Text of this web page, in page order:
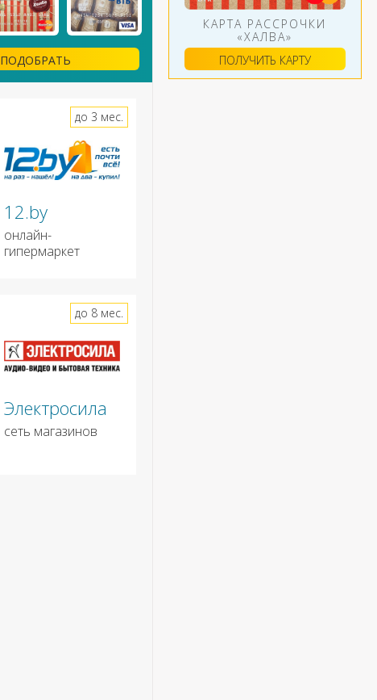
ПОДОБРАТЬ
12.by
онлайн-
гипермаркет
до 3 мес.
Электросила
сеть магазинов
до 8 мес.
КАРТА РАССРОЧКИ
«ХАЛВА»
ПОЛУЧИТЬ КАРТУ